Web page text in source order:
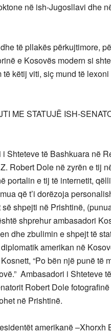
në ish-Jugosllavi dhe
të pllakës përkujtimore,
e Kosovës modern si
këtij viti, siç mund të
ME STATUJË ISH-
Shteteve të Bashkuara në
Robert Dole në zyrën e tij
portalin e tij të internetit,
që t’i dorëzoja
shpejti në Prishtinë,
shprehur ambasadori
dhe zbulimin e shpejt të
amerikan në
“Po bën një punë të
Ambasadori i Shteteve
Robert Dole
në Prishtinë.
amerikanë